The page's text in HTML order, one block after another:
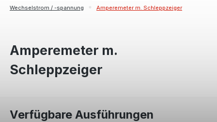
Wechselstrom / -spannung
Amperemeter m. Schleppzeiger
Amperemeter m.
Schleppzeiger
Verfügbare Ausführungen